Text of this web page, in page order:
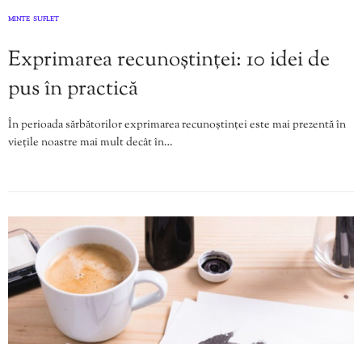
MINTE SUFLET
Exprimarea recunoștinței: 10 idei de
pus în practică
În perioada sărbătorilor exprimarea recunoștinței este mai prezentă în
viețile noastre mai mult decât în…